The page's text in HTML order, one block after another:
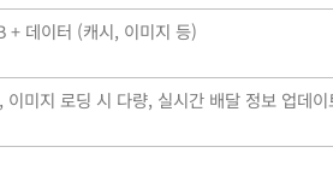
+ 데이터 (캐시, 이미지 등)
이미지 로딩 시 다량, 실시간 배달 정보 업데